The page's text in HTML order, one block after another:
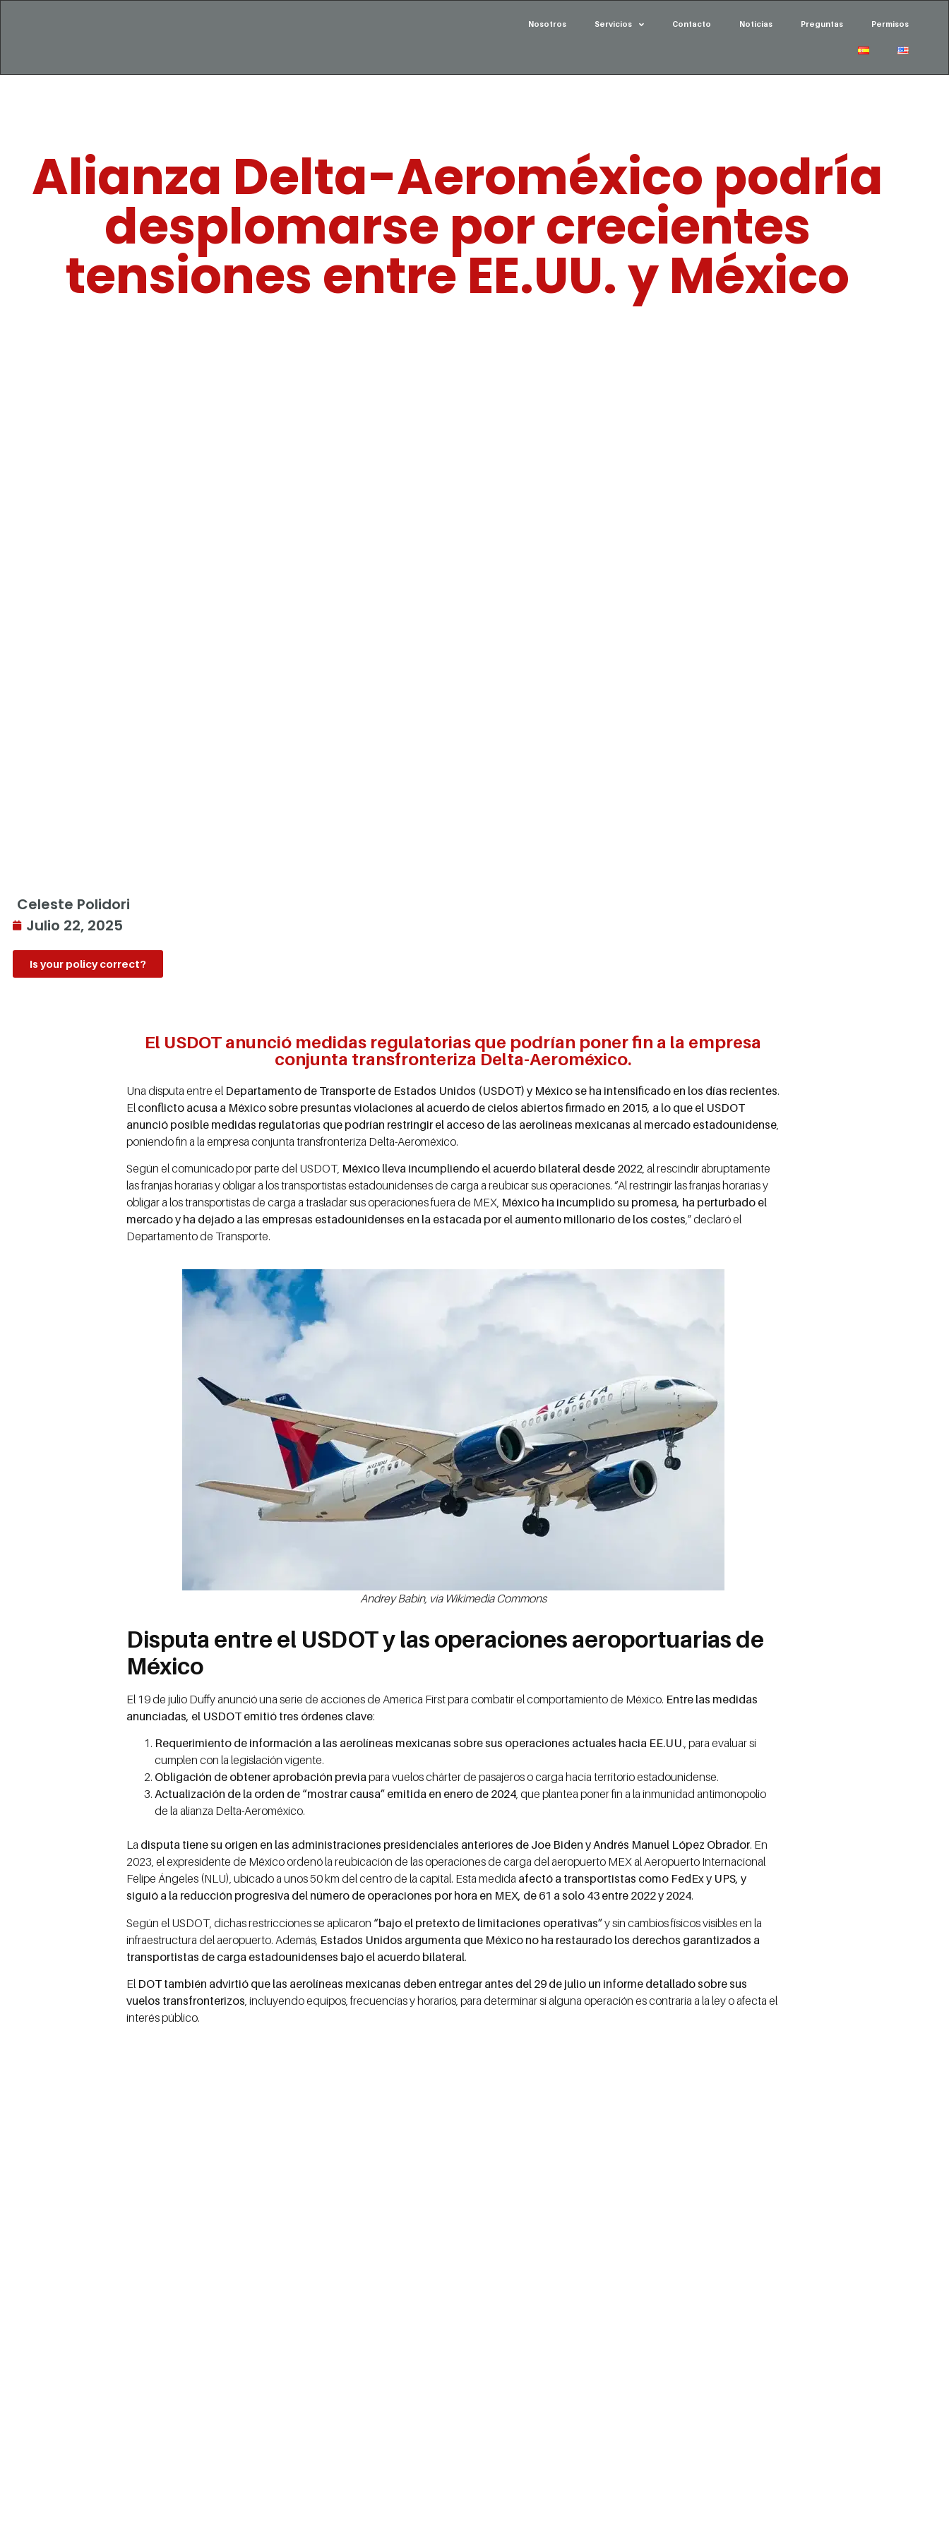
Nosotros Servicios Contacto Noticias Preguntas Permisos
Alianza Delta-Aeroméxico podría
desplomarse por crecientes
tensiones entre EE.UU. y México
Celeste Polidori
Julio 22, 2025
Is your policy correct?
El USDOT anunció medidas regulatorias que podrían poner fin a la empresa
conjunta transfronteriza Delta-Aeroméxico.
Una disputa entre el Departamento de Transporte de Estados Unidos (USDOT) y México se ha intensificado en los días recientes.
El conflicto acusa a México sobre presuntas violaciones al acuerdo de cielos abiertos firmado en 2015, a lo que el USDOT
anunció posible medidas regulatorias que podrían restringir el acceso de las aerolíneas mexicanas al mercado estadounidense,
poniendo fin a la empresa conjunta transfronteriza Delta-Aeroméxico.
Según el comunicado por parte del USDOT, México lleva incumpliendo el acuerdo bilateral desde 2022, al rescindir abruptamente
las franjas horarias y obligar a los transportistas estadounidenses de carga a reubicar sus operaciones. “Al restringir las franjas horarias y
obligar a los transportistas de carga a trasladar sus operaciones fuera de MEX, México ha incumplido su promesa, ha perturbado el
mercado y ha dejado a las empresas estadounidenses en la estacada por el aumento millonario de los costes,” declaró el
Departamento de Transporte.
Andrey Babin, via Wikimedia Commons
Disputa entre el USDOT y las operaciones aeroportuarias de
México
El 19 de julio Duffy anunció una serie de acciones de America First para combatir el comportamiento de México. Entre las medidas
anunciadas, el USDOT emitió tres órdenes clave:
Requerimiento de información a las aerolíneas mexicanas sobre sus operaciones actuales hacia EE.UU., para evaluar si
cumplen con la legislación vigente.
Obligación de obtener aprobación previapara vuelos chárter de pasajeros o carga hacia territorio estadounidense.
Actualización de la orden de “mostrar causa” emitida en enero de 2024, que plantea poner fin a la inmunidad antimonopolio
de la alianza Delta-Aeroméxico.
La disputa tiene su origen en las administraciones presidenciales anteriores de Joe Biden y Andrés Manuel López Obrador. En
2023, el expresidente de México ordenó la reubicación de las operaciones de carga del aeropuerto MEX al Aeropuerto Internacional
Felipe Ángeles (NLU), ubicado a unos 50 km del centro de la capital. Esta medida afectó a transportistas como FedEx y UPS, y
siguió a la reducción progresiva del número de operaciones por hora en MEX, de 61 a solo 43 entre 2022 y 2024.
Según el USDOT, dichas restricciones se aplicaron “bajo el pretexto de limitaciones operativas”y sin cambios físicos visibles en la
infraestructura del aeropuerto. Además, Estados Unidos argumenta que México no ha restaurado los derechos garantizados a
transportistas de carga estadounidenses bajo el acuerdo bilateral.
El DOT también advirtió que las aerolíneas mexicanas deben entregar antes del 29 de julio un informe detallado sobre sus
vuelos transfronterizos , incluyendo equipos, frecuencias y horarios, para determinar si alguna operación es contraria a la ley o afecta el
interés público.